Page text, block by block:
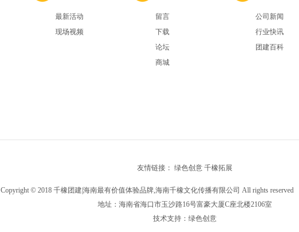
最新活动
现场视频
留言
下载
论坛
商城
公司新闻
行业快讯
团建百科
友情链接： 绿色创意 千橡拓展
Copyright © 2018 千橡团建|海南最有价值体验品牌,海南千橡文化传播有限公司 All rights reserved
地址：海南省海口市玉沙路16号富豪大厦C座北楼2106室
技术支持： 绿色创意